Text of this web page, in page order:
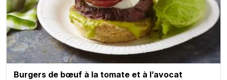
Burgers de bœuf à la tomate et à l’avocat